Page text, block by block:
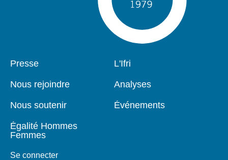
Pied
Presse
Nous rejoindre
Nous soutenir
Égalité Hommes
Femmes
Se connecter
Navigation
L'Ifri
Analyses
Événements